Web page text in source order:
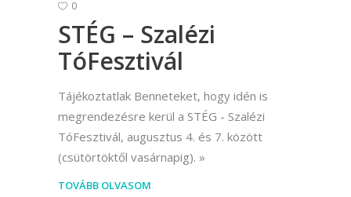
0
STÉG – Szalézi
TóFesztivál
Tájékoztatlak Benneteket, hogy idén is
megrendezésre kerül a STÉG - Szalézi
TóFesztivál, augusztus 4. és 7. között
(csütörtöktől vasárnapig).
TOVÁBB OLVASOM